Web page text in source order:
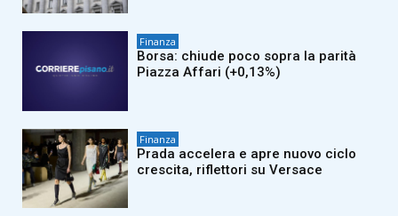
Finanza
Borsa: chiude poco sopra la parità
Piazza Affari (+0,13%)
Finanza
Prada accelera e apre nuovo ciclo
crescita, riflettori su Versace